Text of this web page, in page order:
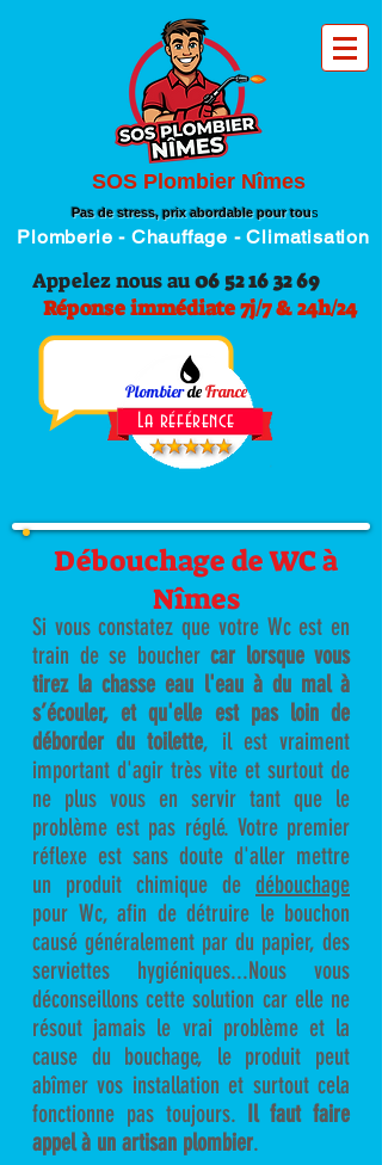
SOS Plombier Nîmes
Pas de stress, prix abordable pour tous
Plomberie - Chauffage - Climatisation
Appelez nous au06 52 16 32 69
Réponse immédiate 7j/7 & 24h/24
PlombierdeFrance
La référence
Débouchage de WC à
Nîmes
Si vous constatez que votre Wc est en
train de se boucher car lorsque vous
tirez la chasse eau l'eau à du mal à
s’écouler, et qu'elle est pas loin de
déborder du toilette, il est vraiment
important d'agir très vite et surtout de
ne plus vous en servir tant que le
problème est pas réglé. Votre premier
réflexe est sans doute d'aller mettre
un produit chimique de débouchage
pour Wc, afin de détruire le bouchon
causé généralement par du papier, des
serviettes hygiéniques...Nous vous
déconseillons cette solution car elle ne
résout jamais le vrai problème et la
cause du bouchage, le produit peut
abîmer vos installation et surtout cela
fonctionne pas toujours. Il faut faire
appel à un artisan plombier.